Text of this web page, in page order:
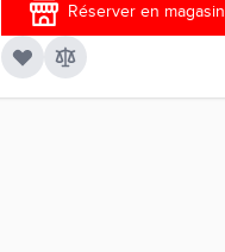
Réserver en magasin